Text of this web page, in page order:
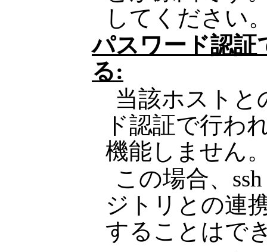
してください
パスワード認証
る:
当該ホストと
ド認証で行わ
機能しません
この場合、
ジトリとの連
することはで